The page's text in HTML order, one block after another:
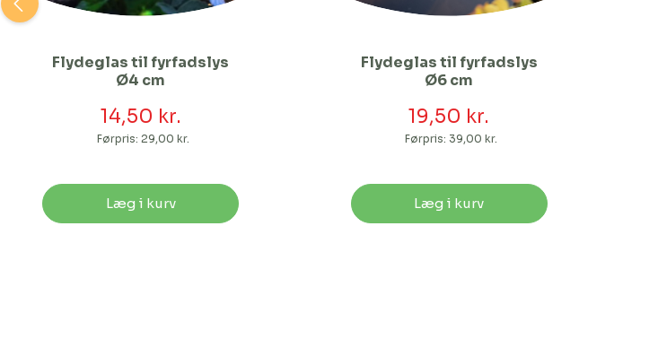
Flydeglas til fyrfadslys
Ø4 cm
14,50 kr.
Førpris: 29,00 kr.
Læg i kurv
Flydeglas til fyrfadslys
Ø6 cm
19,50 kr.
Førpris: 39,00 kr.
Læg i kurv